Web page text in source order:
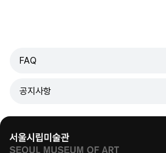
FAQ
공지사항